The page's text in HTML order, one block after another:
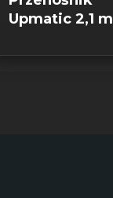
Upmatic 2,1 m